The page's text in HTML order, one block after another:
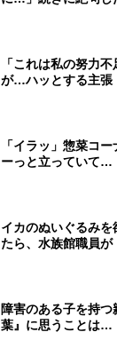
「これは私の努力
が…ハッとする主張
「イラッ」惣菜コ
ーっと立っていて…
イカのぬいぐるみ
たら、水族館職員が
障害のある子を持
葉』に思うことは…